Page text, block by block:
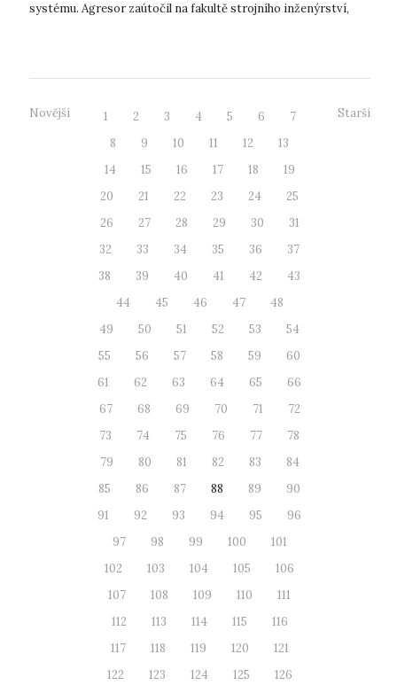
systému. Agresor zaútočil na fakultě strojního inženýrství,
Novější 1 2 3 4 5 6
7
8
9 10 11 12
13
14
15 16 17 18
19
20
21 22 23 24
25
26
27 28 29 30
31
32
33 34 35 36
37
38
39 40 41 42
43
44
45 46 47
48
49
50 51 52 53
54
55
56 57 58 59
60
61
62 63 64 65
66
67
68 69 70 71
72
73
74 75 76 77
78
79
80 81 82 83
84
85
86 87 88 89
90
91
92 93 94 95
96
97
98 99 100
101
102
103 104 105
106
107
108 109 110
111
112
113 114 115
116
117
118 119 120
121
122
123 124 125
126
Starší